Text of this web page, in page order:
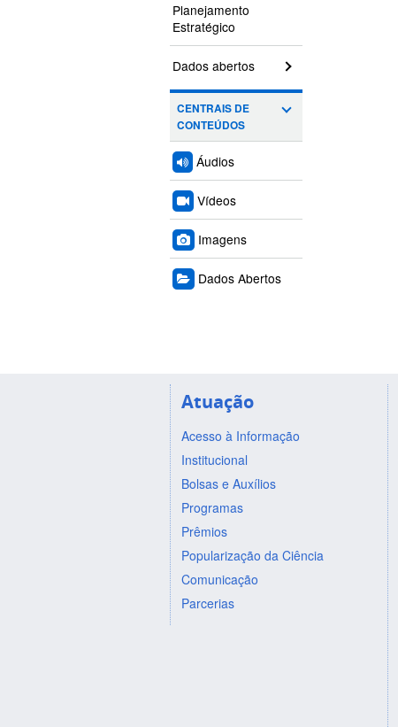
Planejamento
Estratégico
Dados abertos
CENTRAIS DE
CONTEÚDOS
Áudios
Vídeos
Imagens
Dados Abertos
Atuação
Acesso à Informação
Institucional
Bolsas e Auxílios
Programas
Prêmios
Popularização da Ciência
Comunicação
Parcerias